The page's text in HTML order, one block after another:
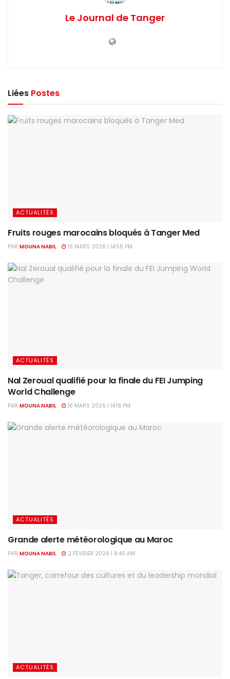
Le Journal de Tanger
Liées Postes
ACTUALITÉS
Fruits rouges marocains bloqués à Tanger Med
PAR MOUNA NABIL 16 MARS 2026 | 14:55 PM
ACTUALITÉS
Nal Zeroual qualifié pour la finale du FEI Jumping
World Challenge
PAR MOUNA NABIL 16 MARS 2026 | 14:18 PM
ACTUALITÉS
Grande alerte météorologique au Maroc
PAR MOUNA NABIL 2 FÉVRIER 2026 | 9:40 AM
ACTUALITÉS